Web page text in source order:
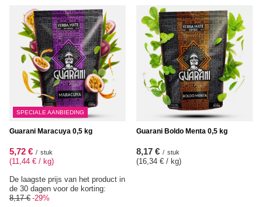
SPECIALE AANBIEDING
Guarani Maracuya 0,5 kg
5,72 € / stuk
(11,44 € / kg)
De laagste prijs van het product in
de 30 dagen voor de korting:
8,17 € -29%
Guarani Boldo Menta 0,5 kg
8,17 € / stuk
(16,34 € / kg)